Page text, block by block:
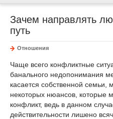
Зачем направлять
путь
Отношения
Чаще всего конфликтные
банального недопонимания
касается собственной
некоторых нюансов, которые
конфликт, ведь в данном
действительности лишено